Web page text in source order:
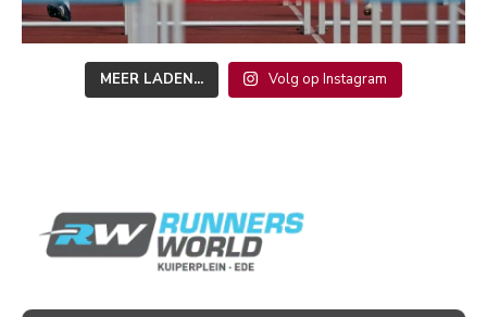
MEER LADEN... Volg op Instagram